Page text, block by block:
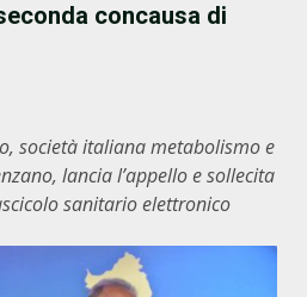
concausa di
società italiana metabolismo e
lancia l’appello e sollecita
sanitario elettronico